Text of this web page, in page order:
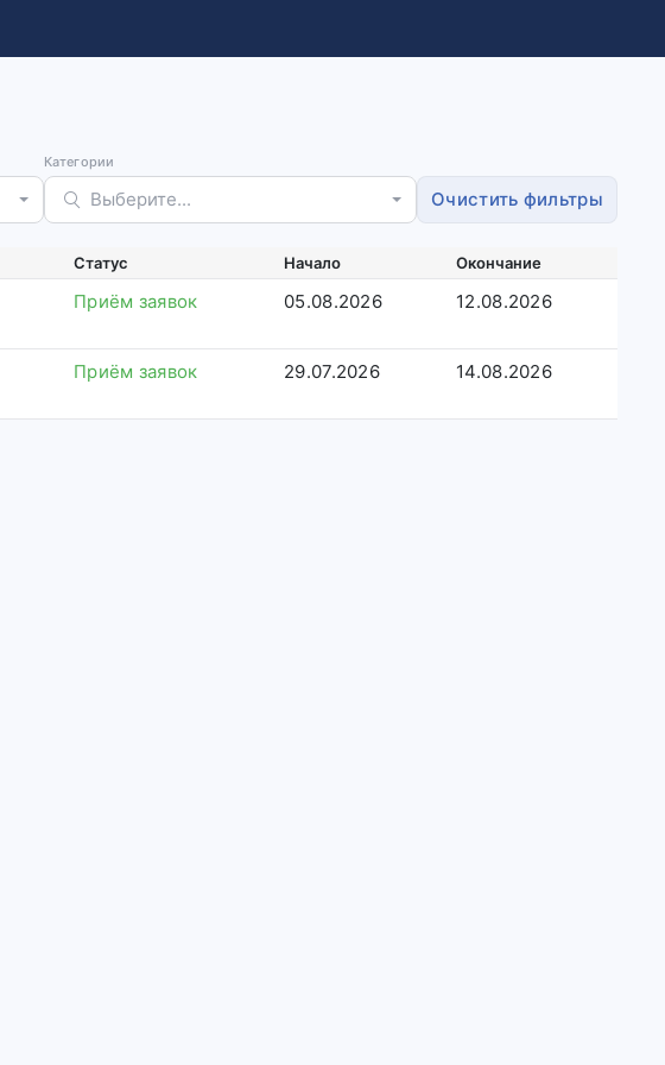
Категории
Выберите... Очистить фильтры
Статус Начало Окончание
Приём заявок 05.08.2026 12.08.2026
Приём заявок 29.07.2026 14.08.2026